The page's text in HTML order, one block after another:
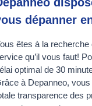
dépanner
êtes à la
qu’il vous faut!
optimal de 30
à Depanneo,
transparence des